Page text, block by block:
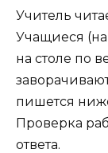
Учитель
Учащиеся (на
на столе по
пишется
Проверка
ответа.